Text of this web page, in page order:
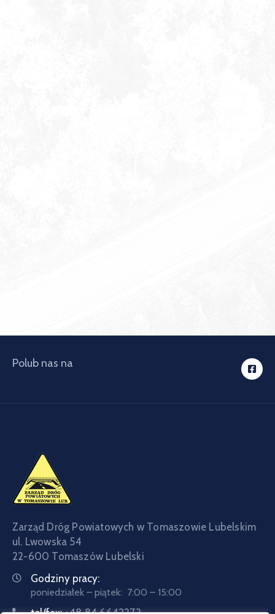
Polub nas na
Zarząd Dróg Powiatowych w Tomaszowie Lubelskim
ul. Lwowska 54
22-600 Tomaszów Lubelski
Godziny pracy:
poniedziałek – piątek: 7:00 – 15:00